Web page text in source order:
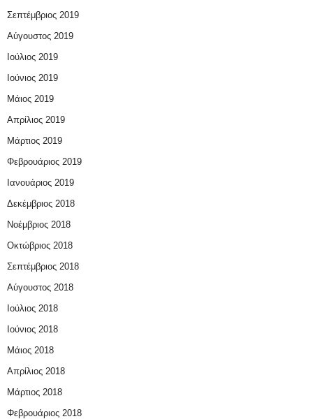
Σεπτέμβριος 2019
Αύγουστος 2019
Ιούλιος 2019
Ιούνιος 2019
Μάιος 2019
Απρίλιος 2019
Μάρτιος 2019
Φεβρουάριος 2019
Ιανουάριος 2019
Δεκέμβριος 2018
Νοέμβριος 2018
Οκτώβριος 2018
Σεπτέμβριος 2018
Αύγουστος 2018
Ιούλιος 2018
Ιούνιος 2018
Μάιος 2018
Απρίλιος 2018
Μάρτιος 2018
Φεβρουάριος 2018